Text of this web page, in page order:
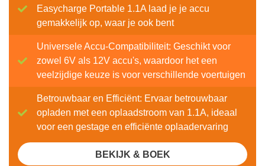
Easycharge Portable 1.1A laad je je accu
gemakkelijk op, waar je ook bent
Universele Accu-Compatibiliteit: Geschikt voor
zowel 6V als 12V accu's, waardoor het een
veelzijdige keuze is voor verschillende voertuigen
Betrouwbaar en Efficiënt: Ervaar betrouwbaar
opladen met een oplaadstroom van 1.1A, ideaal
voor een gestage en efficiënte oplaadervaring
BEKIJK & BOEK